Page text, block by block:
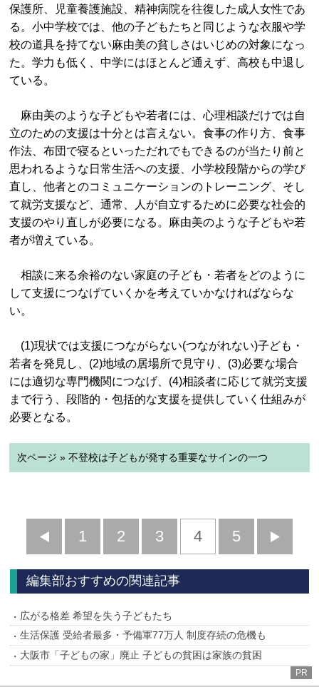
保護所、児童養護施設、精神病院を往復した成人女性であ
る。小中学校では、他の子どもたちと同じような衣服や学
校の道具を持てない麻由美の貧しさはいじめの対象になっ
た。学力も低く、中学にはほとんど通えず、高校も中退し
ている。
麻由美のような子どもや若者には、心理相談だけでは自
立のための支援は十分とは言えない。食事の作り方、食事
作法、布団で寝るといっただれでもできるのが当たり前と
思われるような日常生活への支援、小学校段階からの学び
直し、他者とのコミュニケーションのトレーニング、そし
て就労支援など、通常、人が自立するために必要な社会的
支援のやり直しが必要になる。麻由美のような子どもや若
者が増えている。
相談に来る余裕のない家庭の子ども・若者をどのように
して支援につなげていくかを考えていかなければならな
い。
(1)現状では支援につながらない(つながれない)子ども・
若者を発見し、(2)地域の居場所で見守り、(3)必要な場合
には適切な専門機関につなげ、(4)相談者に応じて就労支援
まで行う、段階的・包括的な支援を提供していく仕組みが
必要となる。
次ページ » 不登校は子どもが発する重要なサインの一つ
前
へ
1 2 3 4 5
へ
編集部おすすめの関連記事
広がる格差 希望を失う子どもたち
生活保護 受給者最多・予備軍77万人 制度存続の危機も
大阪市「子どもの家」廃止 子どもの貧困は家族の貧困
PR